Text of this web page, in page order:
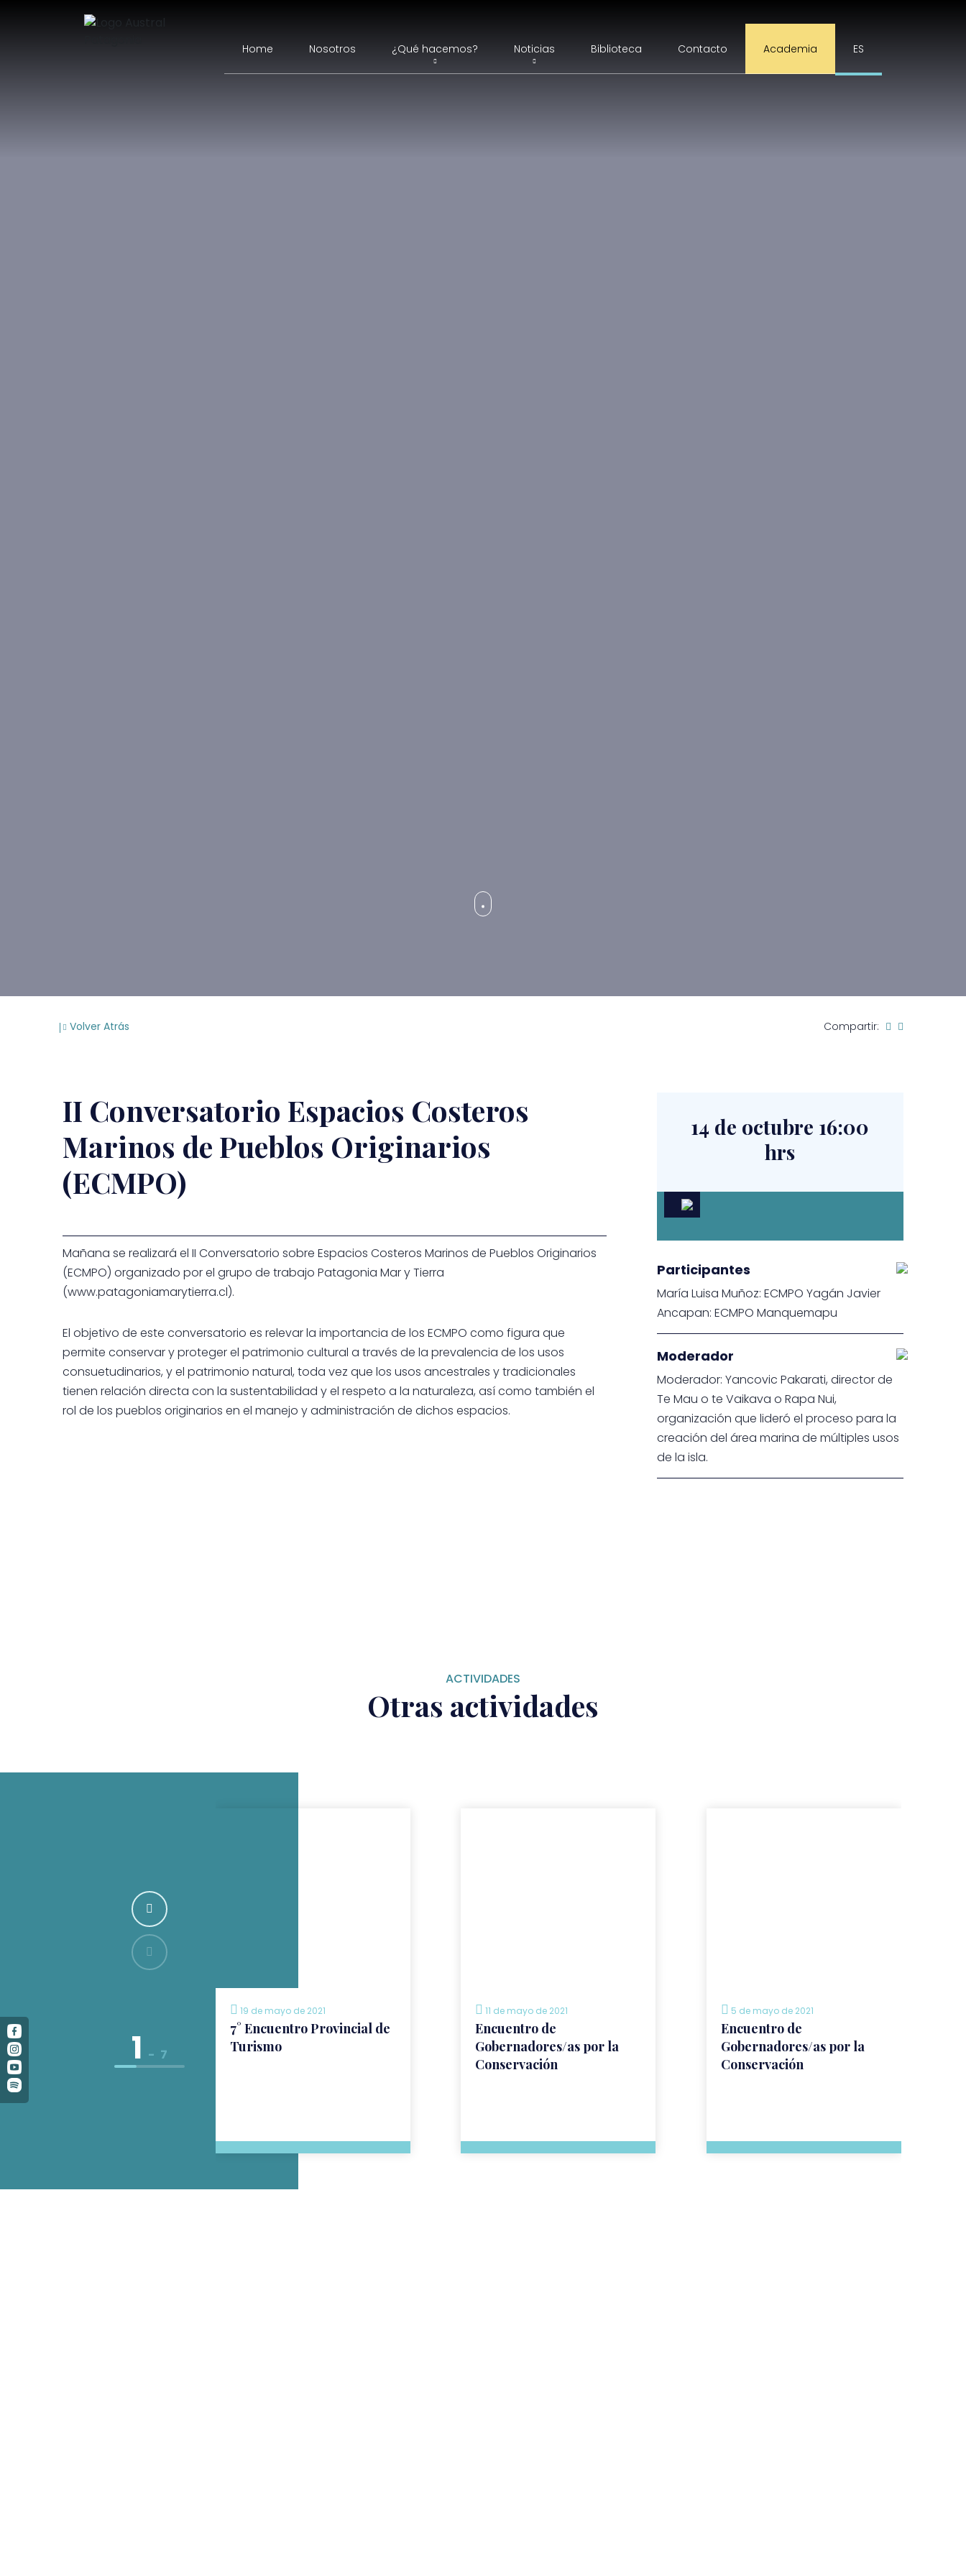
Home Nosotros ¿Qué hacemos? Noticias Biblioteca Contacto Academia ES
Volver Atrás Compartir:
II Conversatorio Espacios Costeros
Marinos de Pueblos Originarios
(ECMPO)
Mañana se realizará el II Conversatorio sobre Espacios Costeros Marinos de Pueblos Originarios
(ECMPO) organizado por el grupo de trabajo Patagonia Mar y Tierra
(www.patagoniamarytierra.cl).
El objetivo de este conversatorio es relevar la importancia de los ECMPO como figura que
permite conservar y proteger el patrimonio cultural a través de la prevalencia de los usos
consuetudinarios, y el patrimonio natural, toda vez que los usos ancestrales y tradicionales
tienen relación directa con la sustentabilidad y el respeto a la naturaleza, así como también el
rol de los pueblos originarios en el manejo y administración de dichos espacios.
14 de octubre 16:00
hrs
Participantes
María Luisa Muñoz: ECMPO Yagán Javier
Ancapan: ECMPO Manquemapu
Moderador
Moderador: Yancovic Pakarati, director de
Te Mau o te Vaikava o Rapa Nui,
organización que lideró el proceso para la
creación del área marina de múltiples usos
de la isla.
ACTIVIDADES
Otras actividades
19 de mayo de 2021
7° Encuentro Provincial de
Turismo
11 de mayo de 2021
Encuentro de
Gobernadores/as por la
Conservación
5 de mayo de 2021
Encuentro de
Gobernadores/as por la
Conservación
1 - 7